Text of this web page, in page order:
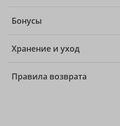
Бонусы
Хранение и уход
Правила возврата